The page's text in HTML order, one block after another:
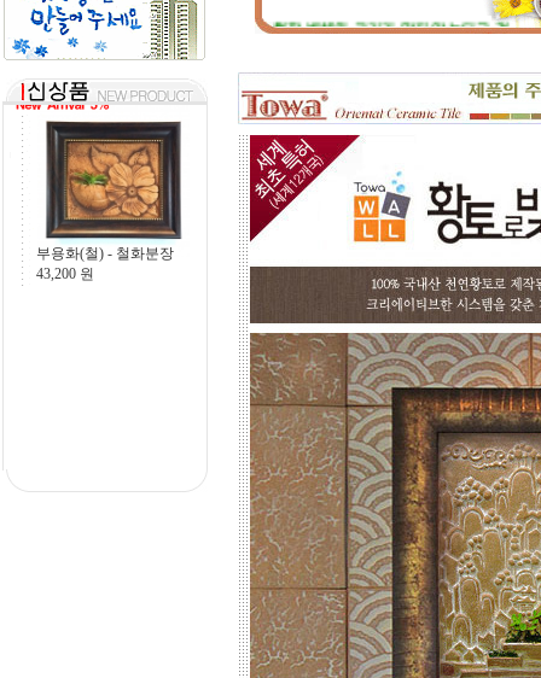
[이중섭- 물고기], 15
756,000원
현장 벽체와 크기가 맞지 않는다고 걱
정마세요. 부족하거나 남는부분은 자
토와 분청사기 부조 벽화는 일련
번호가 있으니, 근처에 타일공을 불러
직접 시공하시고, 번거러워 저희 시공
팀에 의뢰하시면, 시공 포함한 세부 견
적도 가능합니다.
☆포인트 벽화는 토아트에서.. ☆
로 길이를 대략 재어 보시고,
토와의 포인트 컨셉만 골라주시면 최
선의 디자인+견적을 드립니다.
예산에 따라 포인트 벽화부분 즉, 토
아트의 작품크기를 줄이면 저렴하게
도 가능하오니, 거실 아트월 이외에는
토와월과 같은 패턴타일 위주로 디자
인해도 친환경과 기능성 자재의 성능
차이는 없습니다.
☆거실아트월,쇼파월,중문,콘솔☆
고객님의 벽체 사이즈를 예를들어 가
로 3m라면 바로 위 검색코너에서 가로
3000을'클릭'해서 원하는 크기의 상품
들을 보시고 찾으시는 가격과 디자인
을 메모하시고 고객센타로 전화상담
하시기 바랍니다.
전문 상담원이 제대로 된 친환경 인테